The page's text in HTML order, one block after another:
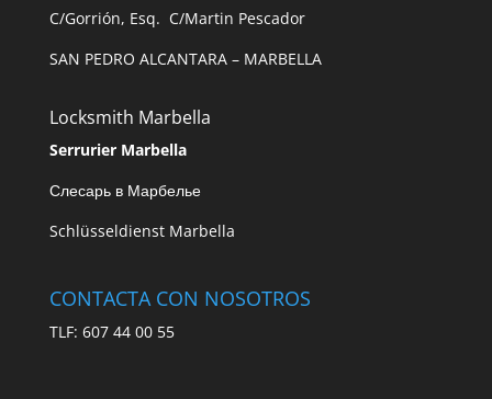
C/Gorrión, Esq. C/Martin Pescador
SAN PEDRO ALCANTARA – MARBELLA
Locksmith Marbella
Serrurier Marbella
Слесарь в Марбелье
Schlüsseldienst Marbella
CONTACTA CON NOSOTROS
TLF: 607 44 00 55